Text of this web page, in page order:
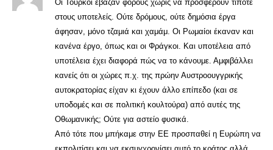
Οι Τούρκοι έβαζαν φόρους χωρίς να προσφέρουν τίποτε
στους υποτελείς. Ούτε δρόμους, ούτε δημόσια έργα
άφησαν, μόνο τζαμιά και χαμάμ. Οι Ρωμαίοι έκαναν και
κανένα έργο, όπως και οι Φράγκοι. Και υποτέλεια από
υποτέλεια έχει διαφορά πώς να το κάνουμε. Αμφιβάλλει
κανείς ότι οι χώρες π.χ. της πρώην Αυστροουγγρικής
αυτοκρατορίας είχαν κι έχουν άλλο επίπεδο (και σε
υποδομές και σε πολιτική κουλτούρα) από αυτές της
Οθωμανικής; Ούτε για αστείο φυσικά.
Από τότε που μπήκαμε στην ΕΕ προσπαθεί η Ευρώπη να